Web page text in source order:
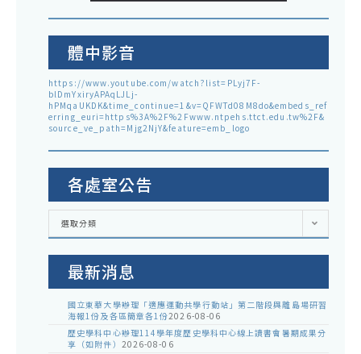
體中影音
https://www.youtube.com/watch?list=PLyj7F-
blDmYxiryAPAqLJLj-
hPMqaUKDK&time_continue=1&v=QFWTd08M8do&embeds_ref
erring_euri=https%3A%2F%2Fwww.ntpehs.ttct.edu.tw%2F&
source_ve_path=Mjg2NjY&feature=emb_logo
各處室公告
各
室
選取分類
最新消息
國立東華大學辦理「適應運動共學行動站」第二階段與離島場研習
海報1份及各區簡章各1份2026-08-06
歷史學科中心辦理114學年度歷史學科中心線上讀書會暑期成果分
享（如附件） 2026-08-06